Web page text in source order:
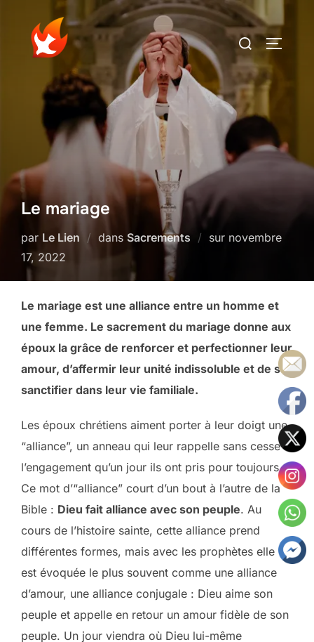
contenu
Rechercher :
Le mariage
par Le Lien dans Sacrements sur Publié
novembre
17, 2022
Le mariage est une alliance entre un homme et
une femme. Le sacrement du mariage donne aux
époux la grâce de renforcer et perfectionner leur
amour, d’affermir leur unité indissoluble et de se
sanctifier dans leur vie familiale.
Les époux chrétiens aiment porter à leur doigt une
“alliance”, un anneau qui leur rappelle sans cesse
l’engagement qu’un jour ils ont pris pour toujours.
Ce mot d’“alliance” court d’un bout à l’autre de la
Bible : Dieu fait alliance avec son peuple. Au
cours de l’histoire sainte, cette alliance prend
différentes formes, mais avec les prophètes elle
est évoquée le plus souvent comme une alliance
d’amour, une alliance conjugale : Dieu aime son
peuple et appelle en retour un amour fidèle de son
peuple. Un jour viendra où Dieu lui-même